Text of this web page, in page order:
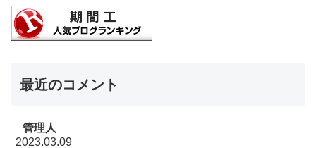
最近のコメント
管理人
2023.03.09